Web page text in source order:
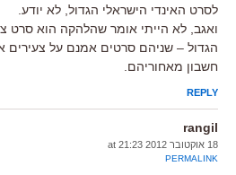
לסרט האינדי הישראלי הגדול, לא יודע.
ואגב, לא הייתי אומר שהלהקה הוא סרט
הגדול – שניהם סרטים אמנם על
חשבון מאחוריהם.
REPLY
rangil
18 אוקטובר 2012 at 21:23
PERMALINK